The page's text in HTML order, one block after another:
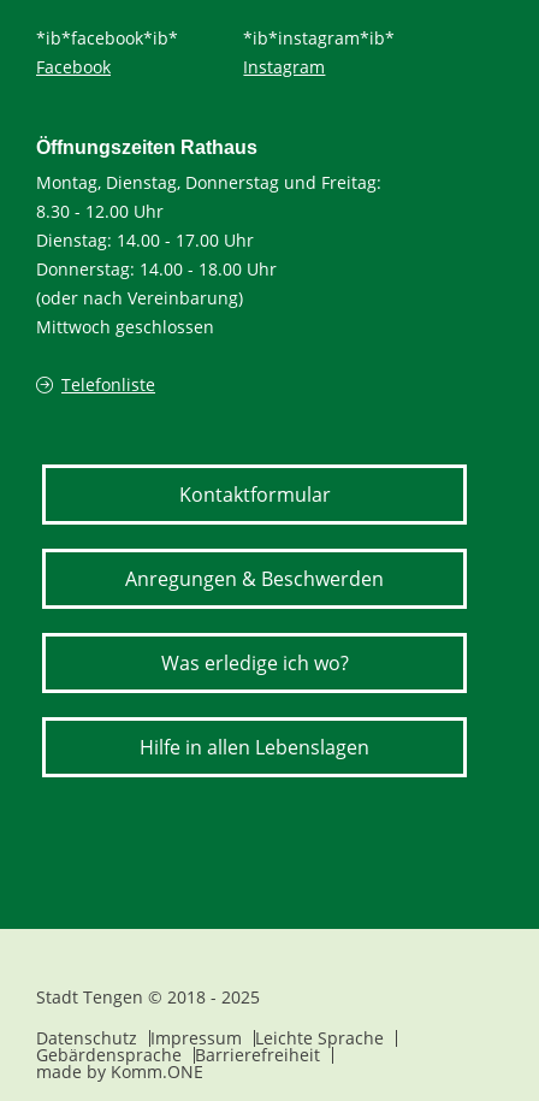
*ib*facebook*ib*
Facebook
*ib*instagram*ib*
Instagram
Öffnungszeiten Rathaus
Montag, Dienstag, Donnerstag und Freitag:
8.30 - 12.00 Uhr
Dienstag: 14.00 - 17.00 Uhr
Donnerstag: 14.00 - 18.00 Uhr
(oder nach Vereinbarung)
Mittwoch geschlossen
Telefonliste
Kontaktformular
Anregungen & Beschwerden
Was erledige ich wo?
Hilfe in allen Lebenslagen
Stadt Tengen © 2018 - 2025
Datenschutz
Impressum Leichte Sprache
Gebärdensprache Barrierefreiheit
made by Komm.ONE